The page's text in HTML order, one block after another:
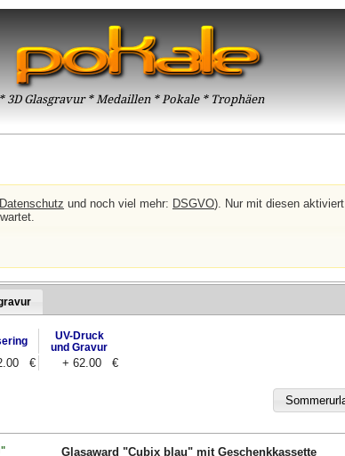
Glasgravur * Medaillen * Pokale * Trophäen
Datenschutz und noch viel mehr: DSGVO). Nur mit diesen aktiviert
UV-Druck
und Gravur
€ + 62.00 €
Glasaward "Cubix blau" mit Geschenkkassette